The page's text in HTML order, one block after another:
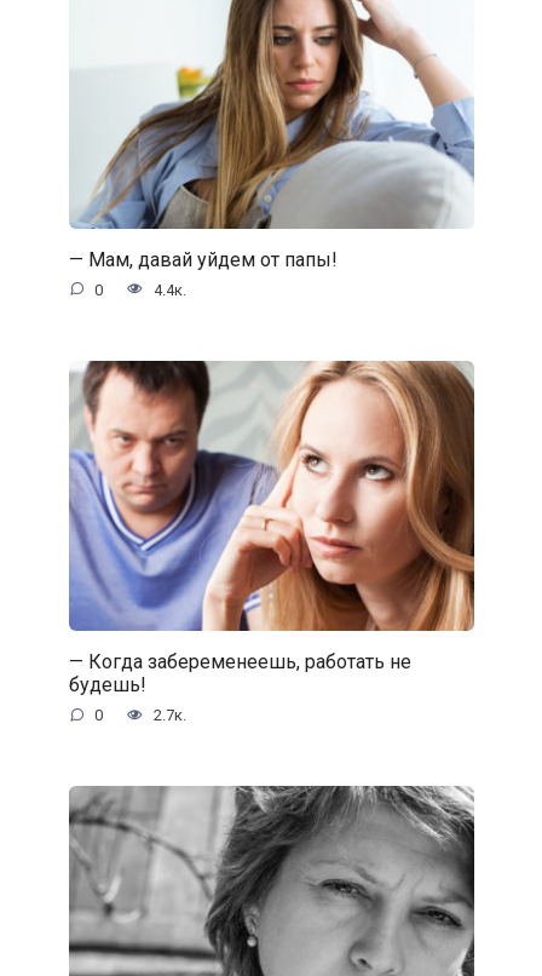
— Мам, давай уйдем от папы!
0 4.4к.
— Когда забеременеешь, работать не
будешь!
0 2.7к.